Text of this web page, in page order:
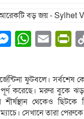
ফুটবলে।
করেছে। মরুর বুকে ঝড়
শীর্ষস্থান থেকেও
সেখানে তারা